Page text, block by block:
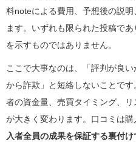
料noteによる費用、予想後の説
ます。いずれも限られた投稿で
を示すものではありません。
ここで大事なのは、「評判が良
から詐欺」と短絡しないことで
者の資金量、売買タイミング、
が大きく変わります。口コミは購
入者全員の成果を保証する裏付